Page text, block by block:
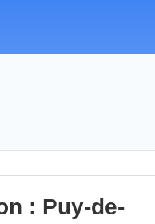
: Puy-de-